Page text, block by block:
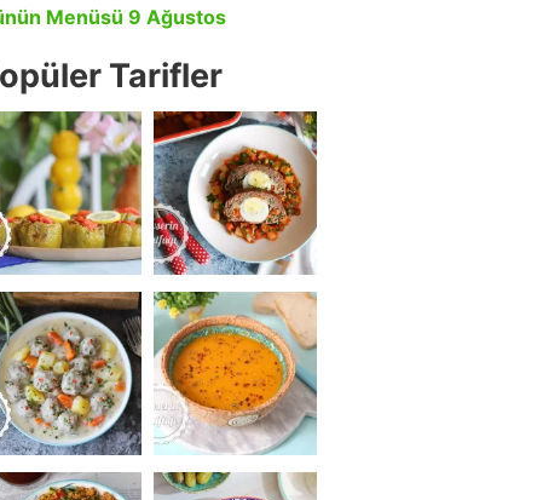
Menüsü 9 Ağustos
Tarifler